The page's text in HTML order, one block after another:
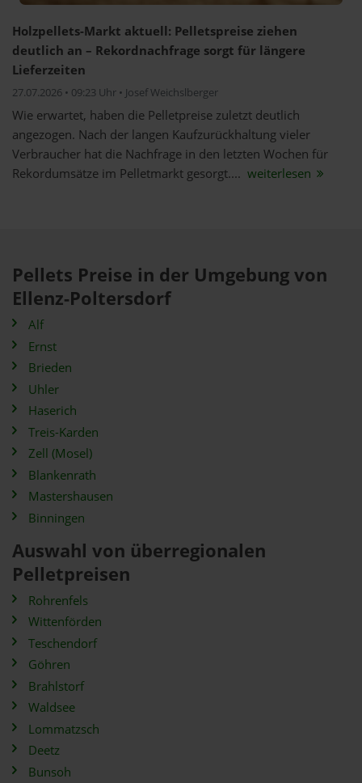
Holzpellets-Markt aktuell: Pelletspreise ziehen
deutlich an – Rekordnachfrage sorgt für längere
Lieferzeiten
27.07.2026 • 09:23 Uhr • Josef Weichslberger
Wie erwartet, haben die Pelletpreise zuletzt deutlich
angezogen. Nach der langen Kaufzurückhaltung vieler
Verbraucher hat die Nachfrage in den letzten Wochen für
Rekordumsätze im Pelletmarkt gesorgt.... weiterlesen
Pellets Preise in der Umgebung von
Ellenz-Poltersdorf
Alf
Ernst
Brieden
Uhler
Haserich
Treis-Karden
Zell (Mosel)
Blankenrath
Mastershausen
Binningen
Auswahl von überregionalen
Pelletpreisen
Rohrenfels
Wittenförden
Teschendorf
Göhren
Brahlstorf
Waldsee
Lommatzsch
Deetz
Bunsoh